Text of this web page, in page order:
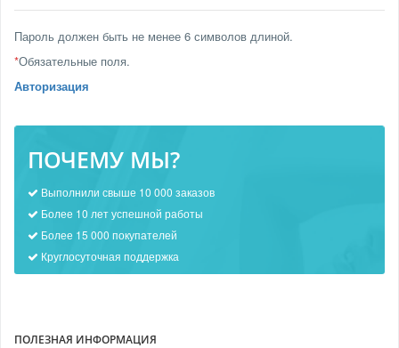
Пароль должен быть не менее 6 символов длиной.
*Обязательные поля.
Авторизация
ПОЧЕМУ МЫ?
Выполнили свыше 10 000 заказов
Более 10 лет успешной работы
Более 15 000 покупателей
Круглосуточная поддержка
ПОЛЕЗНАЯ ИНФОРМАЦИЯ